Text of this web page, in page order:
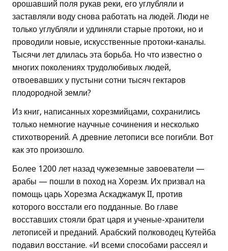
орошавший поля рукав реки, его углубляли и
заставляли воду снова работать на людей. Люди не
только углубляли и удлиняли старые протоки, но и
проводили новые, искусственные протоки-каналы.
Тысячи лет длилась эта борьба. Но что известно о
многих поколениях трудолюбивых людей,
отвоевавших у пустыни сотни тысяч гектаров
плодородной земли?
Из книг, написанных хорезмийцами, сохранились
только немногие научные сочинения и несколько
стихотворений. А древние летописи все погибли. Вот
как это произошло.
Более 1200 лет назад чужеземные завоеватели —
арабы — пошли в поход на Хорезм. Их призвал на
помощь царь Хорезма Аскаджамук II, против
которого восстали его подданные. Во главе
восставших стояли брат царя и ученые-хранители
летописей и преданий. Арабский полководец Кутейба
подавил восстание. «И всеми способами рассеял и